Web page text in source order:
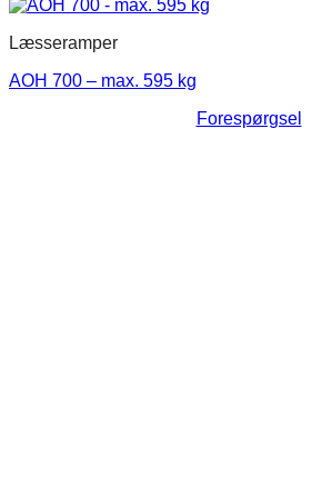
Læsseramper
AOH 700 – max. 595 kg
Forespørgsel